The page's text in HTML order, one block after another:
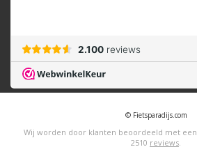
© Fietsparadijs.com
Wij worden door klanten beoordeeld met een
2510 reviews.